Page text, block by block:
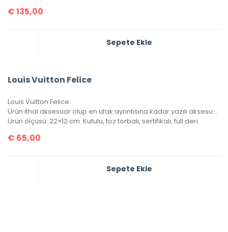
€135,00
Sepete Ekle
Louis Vuitton Felice
Louis Vuitton Felice
Ürün ithal aksesuar olup en ufak ayrıntısına kadar yazılı aksesuar takımına sahip. 1 adet bozuk para/kağıt para cüzdanı, 1 adet kartlık portatif içinde mevcuttur.
Ürün ölçüsü: 22×12 cm. Kutulu, toz torbalı, sertifikalı, full deri.
€ 65,00
Sepete Ekle